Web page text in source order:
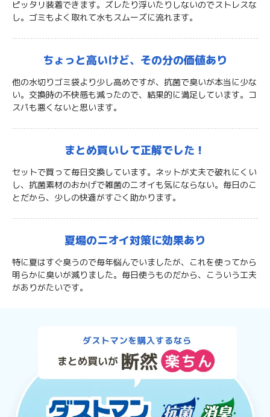
ピッタリ装着できます。ズレたり浮いたりしないのでストレスな
し。ゴミもよく取れて水もスムーズに流れます。
ちょっと高いけど、 その分の価値あり
他の水切りゴミ袋より少し高めですが、抗菌で臭いが本当に少な
い。交換時の不快感も減ったので、結果的に満足しています。コ
スパも悪くないと思います。
まとめ買いして正解でした！
セットで買って毎日交換しています。ネットが丈夫で破れにくい
し、抗菌素材のおかげで雑菌のニオイも気にならない。毎日のこ
とだから、少しの快適がすごく助かります。
夏場のニオイ対策に効果あり
特に夏はすぐ臭うので毎年悩んでいましたが、これを使ってから
明らかに臭いが減りました。毎日使うものだから、こういう工夫
がありがたいです。